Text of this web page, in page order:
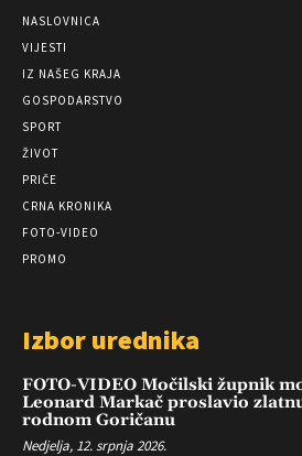
NASLOVNICA
VIJESTI
IZ NAŠEG KRAJA
GOSPODARSTVO
SPORT
ŽIVOT
PRIČE
CRNA KRONIKA
FOTO-VIDEO
PROMO
Izbor urednika
FOTO-VIDEO Močilski župnik
Leonard Markač proslavio
rodnom Goričanu
Nedjelja, 12. srpnja 2026.